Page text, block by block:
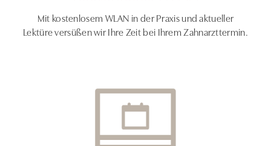
Mit kostenlosem WLAN in der Praxis und aktueller
Lektüre versüßen wir Ihre Zeit bei Ihrem Zahnarzttermin.